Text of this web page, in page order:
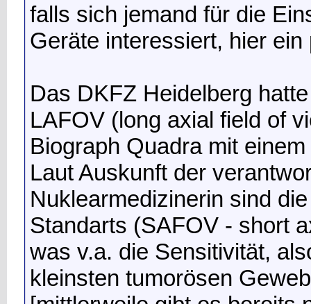
falls sich jemand für die
Geräte interessiert, hier
Das DKFZ Heidelberg
LAFOV (long axial field of
Biograph Quadra mit
Laut Auskunft der
Nuklearmedizinerin sind
Standarts (SAFOV - short
was v.a. die Sensitivität,
kleinsten tumorösen